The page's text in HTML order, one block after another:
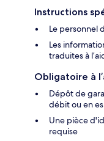
Instructions
Le personnel
Les
traduites à
Obligatoire à
Dépôt de
débit ou en
Une pièce
requise